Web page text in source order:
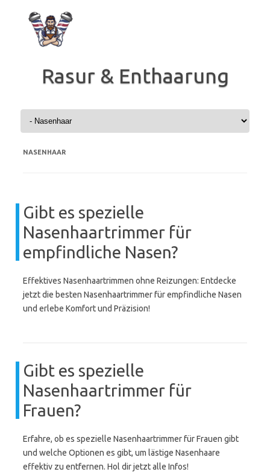
Inhalt
springen
Rasur & Enthaarung
NASENHAAR
Gibt es spezielle
Nasenhaartrimmer für
empfindliche Nasen?
Effektives Nasenhaartrimmen ohne Reizungen: Entdecke
jetzt die besten Nasenhaartrimmer für empfindliche Nasen
und erlebe Komfort und Präzision!
Gibt es spezielle
Nasenhaartrimmer für
Frauen?
Erfahre, ob es spezielle Nasenhaartrimmer für Frauen gibt
und welche Optionen es gibt, um lästige Nasenhaare
effektiv zu entfernen. Hol dir jetzt alle Infos!